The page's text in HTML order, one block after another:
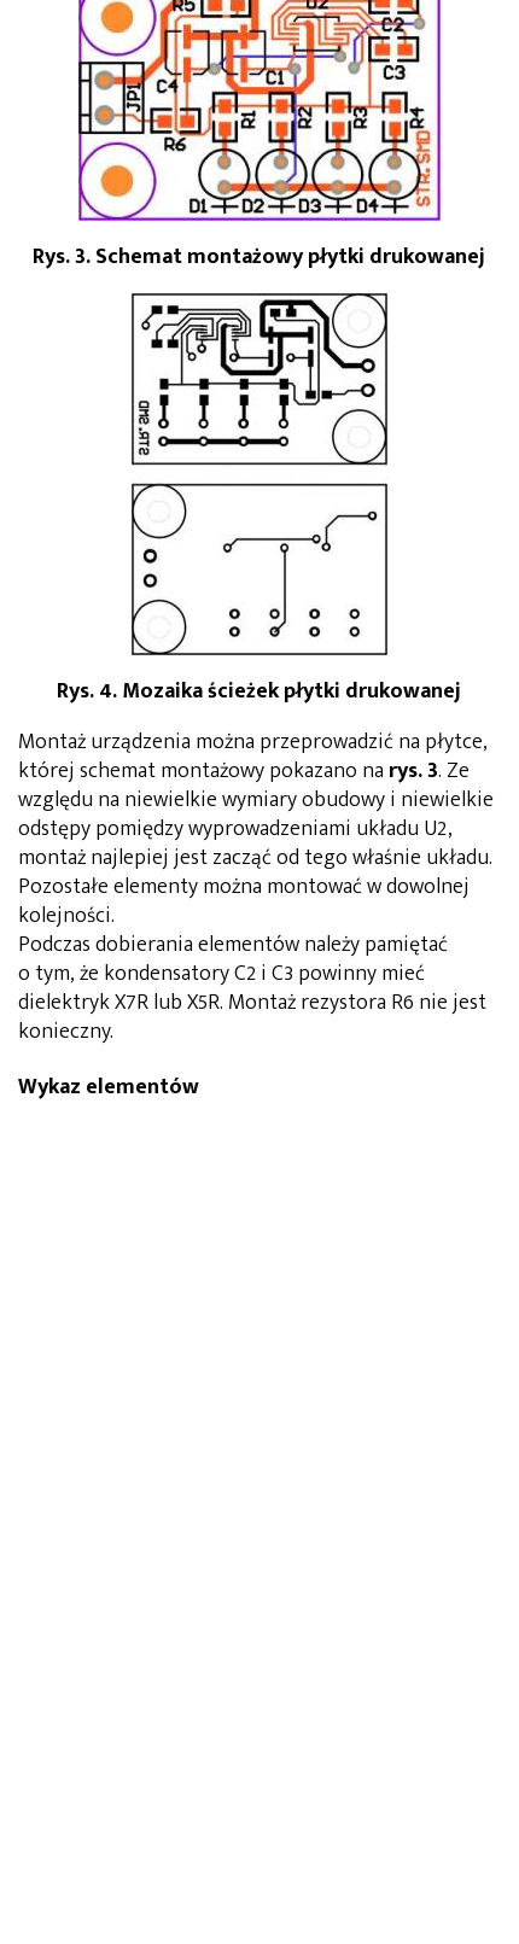
Rys. 3. Schemat montażowy płytki drukowanej
Rys. 4. Mozaika ścieżek płytki drukowanej
Montaż urządzenia można przeprowadzić na płytce,
której schemat montażowy pokazano na rys. 3. Ze
względu na niewielkie wymiary obudowy i niewielkie
odstępy pomiędzy wyprowadzeniami układu U2,
montaż najlepiej jest zacząć od tego właśnie układu.
Pozostałe elementy można montować w dowolnej
kolejności.
Podczas dobierania elementów należy pamiętać
o tym, że kondensatory C2 i C3 powinny mieć
dielektryk X7R lub X5R. Montaż rezystora R6 nie jest
konieczny.
Wykaz elementów